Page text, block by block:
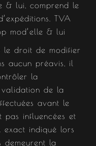
& lui, comprend le
TVA
mod’elle & lui
le droit de modifier
aucun préavis, il
la
de la
avant le
pas influencées et
exact indiqué lors
demeurent la